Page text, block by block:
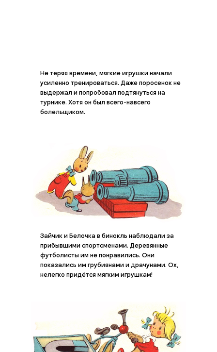
Не теряя времени, мягкие игрушки начали
усиленно тренироваться. Даже поросенок не
выдержал и попробовал подтянуться на
турнике. Хотя он был всего-навсего
болельщиком.
Зайчик и Белочка в бинокль наблюдали за
прибывшими спортсменами. Деревянные
футболисты им не понравились. Они
показались им грубиянами и драчунами. Ох,
нелегко придётся мягким игрушкам!